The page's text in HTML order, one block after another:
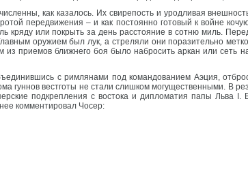
как казалось. Их свирепость и уродливая
передвижения – и как постоянно готовый к войне
кряду или покрыть за день расстояние в сотню миль.
оружием был лук, а стреляли они поразительно
приемов ближнего боя было набросить аркан или сеть на
с римлянами под командованием Аэция,
гуннов вестготы не стали слишком могущественными. В
подкрепления с востока и дипломатия папы Льва
комментировал Чосер: